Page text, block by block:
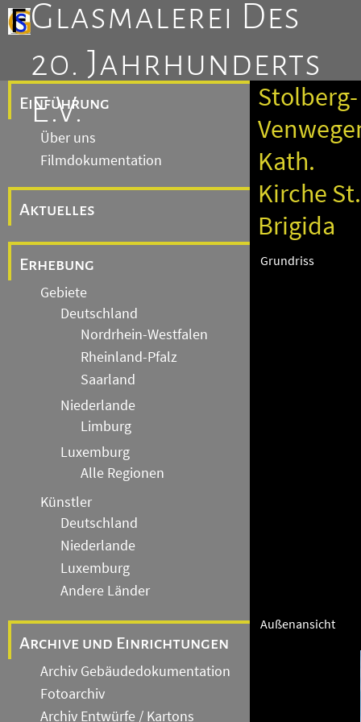
Glasmalerei Des
20. Jahrhunderts
E.V.
Einführung
Über uns
Filmdokumentation
Aktuelles
Erhebung
Gebiete
Deutschland
Nordrhein-Westfalen
Rheinland-Pfalz
Saarland
Niederlande
Limburg
Luxemburg
Alle Regionen
Künstler
Deutschland
Niederlande
Luxemburg
Andere Länder
Archive und Einrichtungen
Archiv Gebäudedokumentation
Fotoarchiv
Archiv Entwürfe / Kartons
Stolberg-
Kath.
Kirche St.
Brigida
Grundriss
Außenansicht